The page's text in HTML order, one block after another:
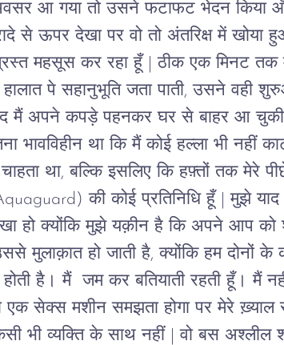
आ गया तो उसने फटाफट भेदन किया
से ऊपर देखा पर वो तो अंतरिक्ष में खोया
महसूस कर रहा हूँ | ठीक एक मिनट तक
पे सहानुभूति जता पाती, उसने वही
मैं अपने कपड़े पहनकर घर से बाहर आ
भावविहीन था कि मैं कोई हल्ला भी नहीं
चाहता था, बल्कि इसलिए कि हफ़्तों तक
की कोई प्रतिनिधि हूँ | मुझे
हो क्योंकि मुझे यक़ीन है कि अपने आप
मुलाक़ात हो जाती है, क्योंकि हम दोनों
है। मैं  जम कर बतियाती रहती हूँ। मैं
एक सेक्स मशीन समझता होगा पर मेरे
भी व्यक्ति के साथ नहीं | वो बस